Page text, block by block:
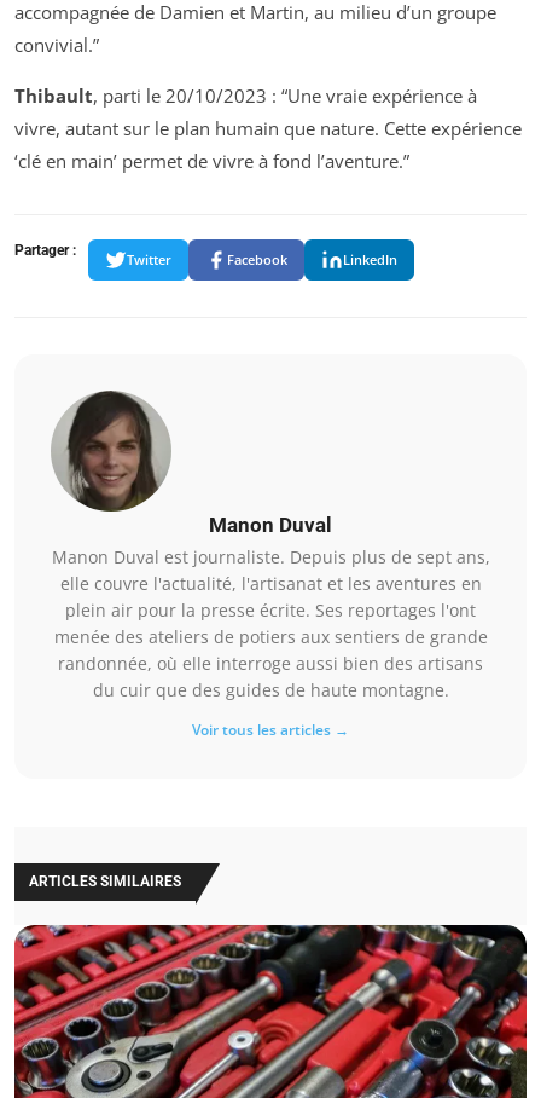
accompagnée de Damien et Martin, au milieu d’un groupe
convivial.”
Thibault, parti le 20/10/2023 : “Une vraie expérience à
vivre, autant sur le plan humain que nature. Cette expérience
‘clé en main’ permet de vivre à fond l’aventure.”
Partager :
Twitter Facebook LinkedIn
Manon Duval
Manon Duval est journaliste. Depuis plus de sept ans,
elle couvre l'actualité, l'artisanat et les aventures en
plein air pour la presse écrite. Ses reportages l'ont
menée des ateliers de potiers aux sentiers de grande
randonnée, où elle interroge aussi bien des artisans
du cuir que des guides de haute montagne.
Voir tous les articles →
ARTICLES SIMILAIRES